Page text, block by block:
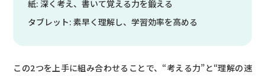
紙: 深く考え、書いて覚える力を鍛える
タブレット: 素早く理解し、学習効率を高める
この2つを上手に組み合わせることで、“考える力”と“理解の速